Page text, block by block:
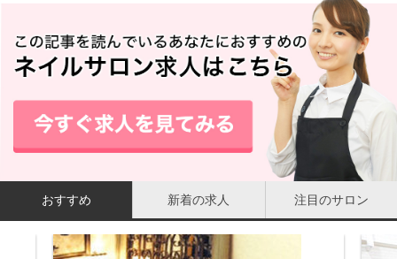
ある程度経験を積んだ頃、当時働いていたサロンで指導係
を任され、サロン業務と兼任して新人教育を始めたことが
指導係として働く中で気づいたことや、今に繋がる経
ネイリストの検定内容と、サロンワークで必要とされる技
術が違うことは最初だいたいの新人の子がぶつかる壁で
おすすめ 新着の求人 注目のサロン